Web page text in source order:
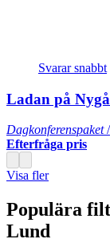
Svarar snabbt
Ladan på
Dagkonferenspaket/
Efterfråga pris
Visa fler
Populära
Lund